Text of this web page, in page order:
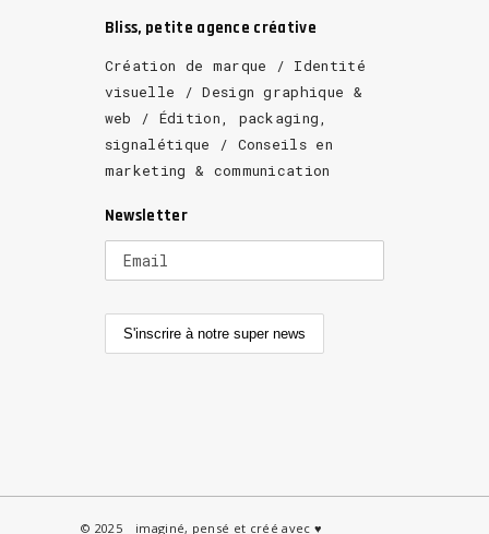
Bliss, petite agence créative
Création de marque / Identité
visuelle / Design graphique &
web / Édition, packaging,
signalétique / Conseils en
marketing & communication
Newsletter
© 2025 _ imaginé, pensé et créé avec ♥